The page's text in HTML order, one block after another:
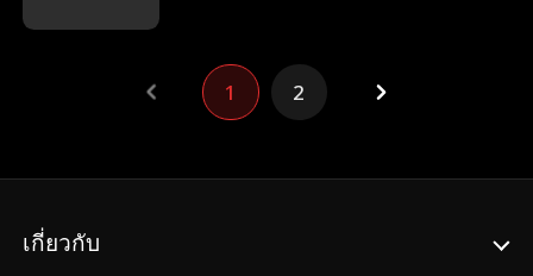
หลอกชาร์ลส์ให้แต่งงานกับเธอ แต่เมื่อเธอป่วย
ซินดี้จึงต้องกลับมาสวมบทบาทและรับหน้าที่
เป็นเจ้าสาวแทน
1 2
เกี่ยวกับ